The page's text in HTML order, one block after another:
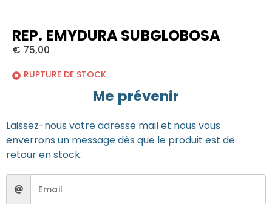
REP. EMYDURA SUBGLOBOSA
€ 75,00
RUPTURE DE STOCK
Me prévenir
Laissez-nous votre adresse mail et nous vous
enverrons un message dès que le produit est de
retour en stock.